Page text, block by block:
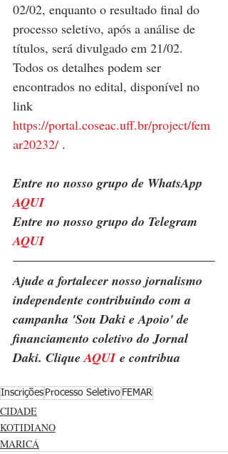
02/02, enquanto o resultado final do
processo seletivo, após a análise de
títulos, será divulgado em 21/02.
Todos os detalhes podem ser
encontrados no edital, disponível no
link
https://portal.coseac.uff.br/project/fem
ar20232/ .
Entre no nosso grupo de WhatsApp
AQUI
Entre no nosso grupo do Telegram
AQUI
Ajude a fortalecer nosso jornalismo
independente contribuindo com a
campanha 'Sou Daki e Apoio' de
financiamento coletivo do Jornal
Daki. Clique AQUI e contribua
Inscrições Processo Seletivo FEMAR
CIDADE
KOTIDIANO
MARICÁ